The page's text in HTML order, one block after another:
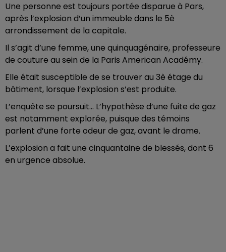
Une personne est toujours portée disparue à Pars,
après l’explosion d’un immeuble dans le 5è
arrondissement de la capitale.
Il s’agit d’une femme, une quinquagénaire, professeure
de couture au sein de la Paris American Académy.
Elle était susceptible de se trouver au 3è étage du
bâtiment, lorsque l’explosion s’est produite.
L’enquête se poursuit... L’hypothèse d’une fuite de gaz
est notamment explorée, puisque des témoins
parlent d’une forte odeur de gaz, avant le drame.
L’explosion a fait une cinquantaine de blessés, dont 6
en urgence absolue.